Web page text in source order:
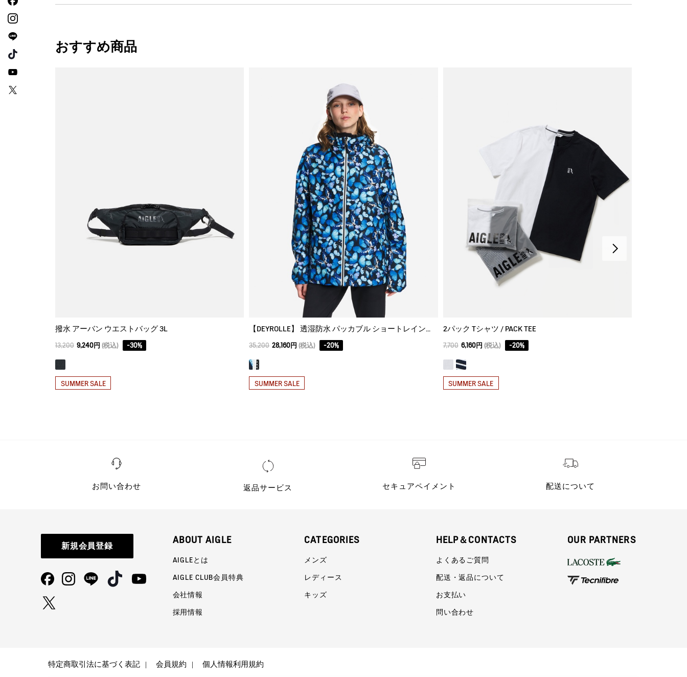
おすすめ商品
撥水 アーバン ウエストバッグ 3L
13,200 9,240円 (税込) -30%
SUMMER SALE
【DEYROLLE】 透湿防水 パッカブル ショートレインジャケット
35,200 28,160円 (税込) -20%
SUMMER SALE
2パック Tシャツ / PACK TEE
7,700 6,160円 (税込) -20%
SUMMER SALE
お問い合わせ 返品サービス セキュアペイメント 配送について
新規会員登録
ABOUT AIGLE
AIGLEとは
AIGLE CLUB会員特典
会社情報
採用情報
CATEGORIES
メンズ
レディース
キッズ
HELP＆CONTACTS
よくあるご質問
配送・返品について
お支払い
問い合わせ
OUR PARTNERS
特定商取引法に基づく表記 会員規約 個人情報利用規約